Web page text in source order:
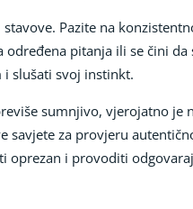
Pazite na
pitanja ili se čini
slušati svoj instinkt.
sumnjivo, vjerojatno je
za provjeru
i provoditi